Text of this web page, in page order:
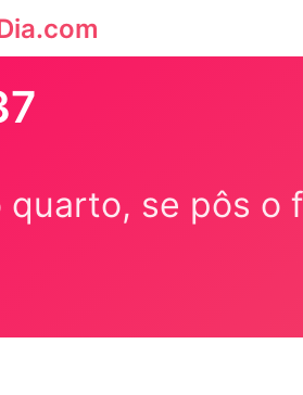
quarto, se pôs o